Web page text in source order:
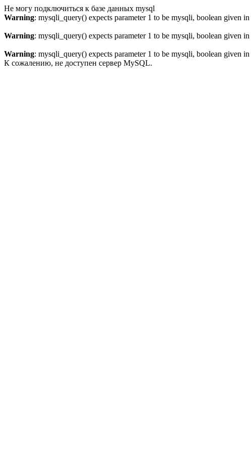
Не могу подключиться к базе данных mysql
Warning: mysqli_query() expects parameter 1 to be mysqli, boolean given in
Warning: mysqli_query() expects parameter 1 to be mysqli, boolean given in
Warning: mysqli_query() expects parameter 1 to be mysqli, boolean given in
К сожалению, не доступен сервер MySQL.